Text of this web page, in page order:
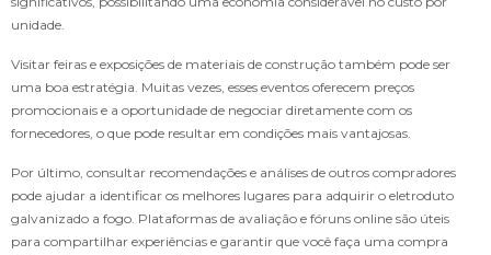
unidade.
Visitar feiras e exposições de materiais de construção também pode ser
uma boa estratégia. Muitas vezes, esses eventos oferecem preços
promocionais e a oportunidade de negociar diretamente com os
fornecedores, o que pode resultar em condições mais vantajosas.
Por último, consultar recomendações e análises de outros compradores
pode ajudar a identificar os melhores lugares para adquirir o eletroduto
galvanizado a fogo. Plataformas de avaliação e fóruns online são úteis
para compartilhar experiências e garantir que você faça uma compra